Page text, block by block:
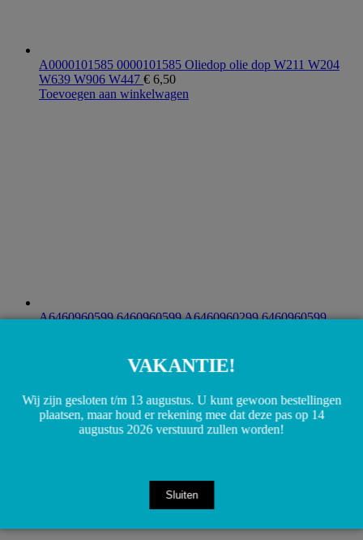
A0000101585 0000101585 Oliedop olie dop W211 W204
W639 W906 W447 € 6,50
Toevoegen aan winkelwagen
A6460960599 6460960599 A6460960299 6460960599
VAKANTIE!
Wij zijn gesloten t/m 13 augustus. U kunt gewoon bestellingen
plaatsen, maar houd er rekening mee dat deze pas op 14
augustus 2026 verstuurd zullen worden!
Sluiten